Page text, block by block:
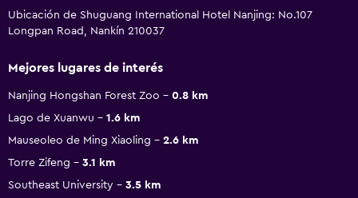
Ubicación de Shuguang International Hotel Nanjing: No.107
Longpan Road, Nankín 210037
Mejores lugares de interés
Nanjing Hongshan Forest Zoo
0.8 km
Lago de Xuanwu
1.6 km
Mauseoleo de Ming Xiaoling
2.6 km
Torre Zifeng
3.1 km
Southeast University
3.5 km